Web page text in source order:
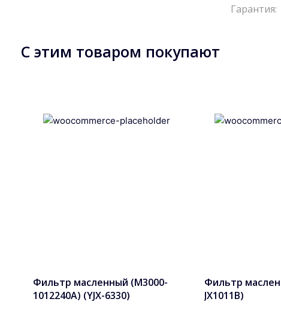
Гарантия:
С этим товаром покупают
Фильтр масленный (M3000-
1012240A) (YJX-6330)
Фильтр
JX1011B)